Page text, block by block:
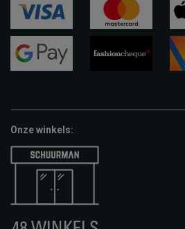
visa
pay
Onze winkels: